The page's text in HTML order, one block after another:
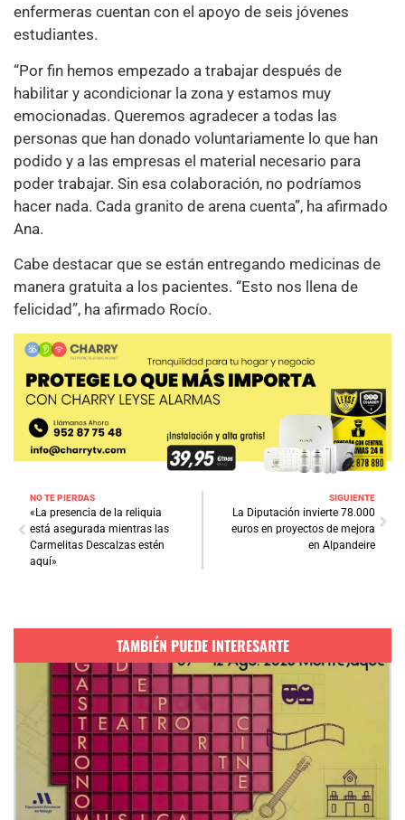
enfermeras cuentan con el apoyo de seis jóvenes
estudiantes.
“Por fin hemos empezado a trabajar después de
habilitar y acondicionar la zona y estamos muy
emocionadas. Queremos agradecer a todas las
personas que han donado voluntariamente lo que han
podido y a las empresas el material necesario para
poder trabajar. Sin esa colaboración, no podríamos
hacer nada. Cada granito de arena cuenta”, ha afirmado
Ana.
Cabe destacar que se están entregando medicinas de
manera gratuita a los pacientes. “Esto nos llena de
felicidad”, ha afirmado Rocío.
NO TE PIERDAS
«La presencia de la reliquia
está asegurada mientras las
Carmelitas Descalzas estén
aquí»
SIGUIENTE
La Diputación invierte 78.000
euros en proyectos de mejora
en Alpandeire
TAMBIÉN PUEDE INTERESARTE